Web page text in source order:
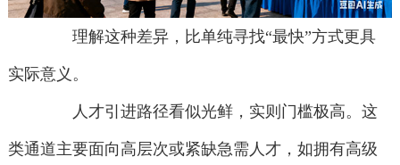
理解这种差异，比单纯寻找“最快”方式更具
实际意义。
人才引进路径看似光鲜，实则门槛极高。这
类通道主要面向高层次或紧缺急需人才，如拥有高级